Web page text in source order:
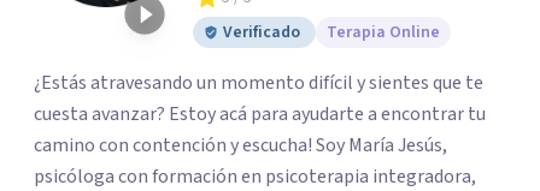
Verificado
Terapia Online
¿Estás atravesando un momento difícil y sientes que te
cuesta avanzar? Estoy acá para ayudarte a encontrar tu
camino con contención y escucha! Soy María Jesús,
psicóloga con formación en psicoterapia integradora,